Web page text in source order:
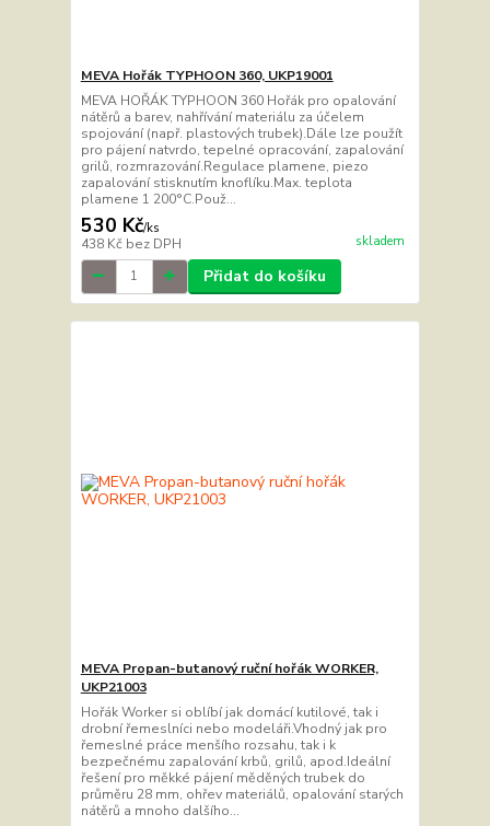
MEVA Hořák TYPHOON 360, UKP19001
MEVA HOŘÁK TYPHOON 360 Hořák pro opalování
nátěrů a barev, nahřívání materiálu za účelem
spojování (např. plastových trubek).Dále lze použít
pro pájení natvrdo, tepelné opracování, zapalování
grilů, rozmrazování.Regulace plamene, piezo
zapalování stisknutím knoflíku.Max. teplota
plamene 1 200°C.Použ...
530 Kč/ks
438 Kč bez DPH skladem
Přidat do košíku
MEVA Propan-butanový ruční hořák WORKER,
UKP21003
Hořák Worker si oblíbí jak domácí kutilové, tak i
drobní řemeslníci nebo modeláři.Vhodný jak pro
řemeslné práce menšího rozsahu, tak i k
bezpečnému zapalování krbů, grilů, apod.Ideální
řešení pro měkké pájení měděných trubek do
průměru 28 mm, ohřev materiálů, opalování starých
nátěrů a mnoho dalšího...